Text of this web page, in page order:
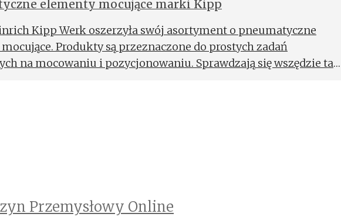
elementy mocujące marki Kipp
Kipp Werk oszerzyła swój asortyment o pneumatyczne
Produkty są przeznaczone do prostych zadań
na mocowaniu i pozycjonowaniu. Sprawdzają się wszędzie tam,
robotów.
Przemysłowy Online